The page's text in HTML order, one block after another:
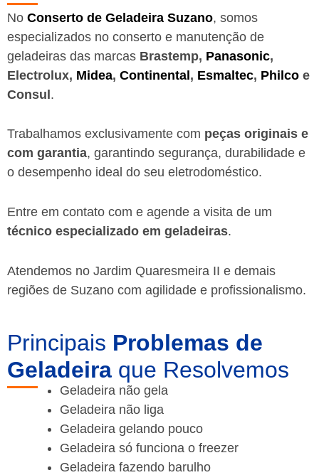
No Conserto de Geladeira Suzano, somos
especializados no conserto e manutenção de
geladeiras das marcas Brastemp, Panasonic,
Electrolux, Midea, Continental, Esmaltec, Philco e
Consul.
Trabalhamos exclusivamente com peças originais e
com garantia, garantindo segurança, durabilidade e
o desempenho ideal do seu eletrodoméstico.
Entre em contato com e agende a visita de um
técnico especializado em geladeiras.
Atendemos no Jardim Quaresmeira II e demais
regiões de Suzano com agilidade e profissionalismo.
Principais Problemas de
Geladeira que Resolvemos
Geladeira não gela
Geladeira não liga
Geladeira gelando pouco
Geladeira só funciona o freezer
Geladeira fazendo barulho